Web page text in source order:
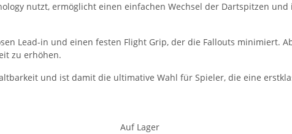
nutzt, ermöglicht einen einfachen Wechsel der Dartspitzen
Lead-in und einen festen Flight Grip, der die Fallouts minimiert.
zu erhöhen.
und ist damit die ultimative Wahl für Spieler, die eine
Auf Lager